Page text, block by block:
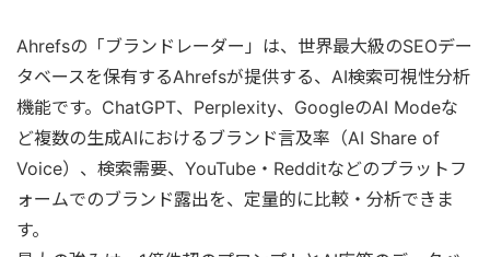
Ahrefsの「ブランドレーダー」は、世界最大級のSEOデー
タベースを保有するAhrefsが提供する、AI検索可視性分析
機能です。ChatGPT、Perplexity、GoogleのAI Modeな
ど複数の生成AIにおけるブランド言及率（AI Share of
Voice）、検索需要、YouTube・Redditなどのプラットフ
ォームでのブランド露出を、定量的に比較・分析できま
す。